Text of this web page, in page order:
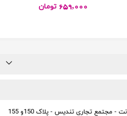
659,000 تومان
- مجتمع تجاری تندیس - پلاک 150و 155